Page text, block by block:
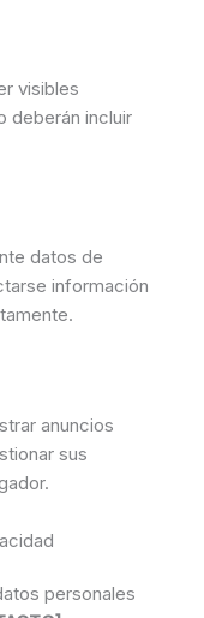
visibles
deberán incluir
datos de
información
anuncios
sus
personales